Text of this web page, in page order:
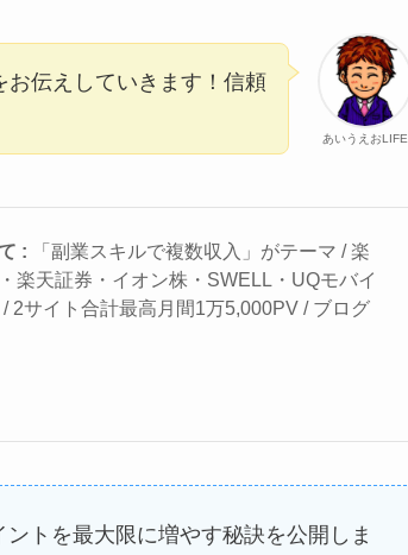
あいうえおLIFE
伝えしていきます！信頼
: 「副業スキルで複数収入」がテーマ / 楽
楽天証券・イオン株・SWELL・UQモバイ
2サイト合計最高月間1万5,000PV / ブログ
トを最大限に増やす秘訣を公開しま